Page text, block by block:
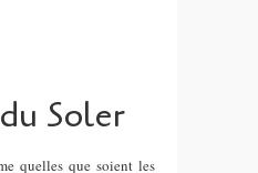
Soler
quelles que soient les